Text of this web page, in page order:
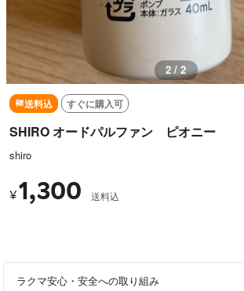
1 / 2
送料込 すぐに購入可
SHIRO オードパルファン ピオニー
shiro
¥1,300 送料込
ラクマ安心・安全への取り組み